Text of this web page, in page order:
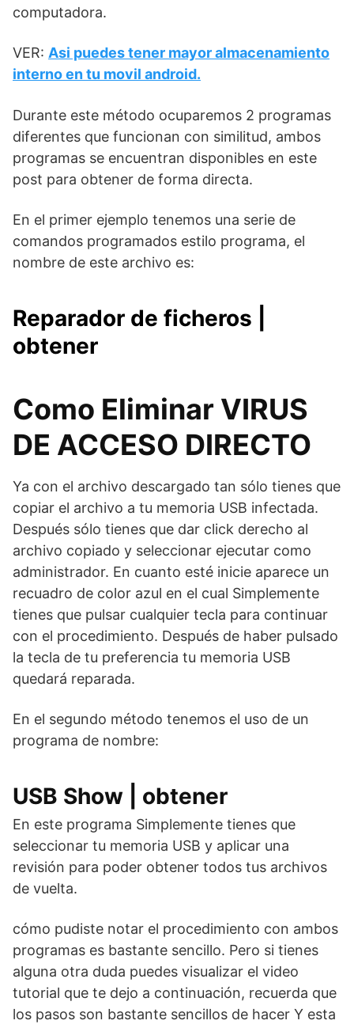
computadora.
VER: Asi puedes tener mayor almacenamiento
interno en tu movil android.
Durante este método ocuparemos 2 programas
diferentes que funcionan con similitud, ambos
programas se encuentran disponibles en este
post para obtener de forma directa.
En el primer ejemplo tenemos una serie de
comandos programados estilo programa, el
nombre de este archivo es:
Reparador de ficheros |
obtener
Como Eliminar VIRUS
DE ACCESO DIRECTO
Ya con el archivo descargado tan sólo tienes que
copiar el archivo a tu memoria USB infectada.
Después sólo tienes que dar click derecho al
archivo copiado y seleccionar ejecutar como
administrador. En cuanto esté inicie aparece un
recuadro de color azul en el cual Simplemente
tienes que pulsar cualquier tecla para continuar
con el procedimiento. Después de haber pulsado
la tecla de tu preferencia tu memoria USB
quedará reparada.
En el segundo método tenemos el uso de un
programa de nombre:
USB Show | obtener
En este programa Simplemente tienes que
seleccionar tu memoria USB y aplicar una
revisión para poder obtener todos tus archivos
de vuelta.
cómo pudiste notar el procedimiento con ambos
programas es bastante sencillo. Pero si tienes
alguna otra duda puedes visualizar el video
tutorial que te dejo a continuación, recuerda que
los pasos son bastante sencillos de hacer Y esta